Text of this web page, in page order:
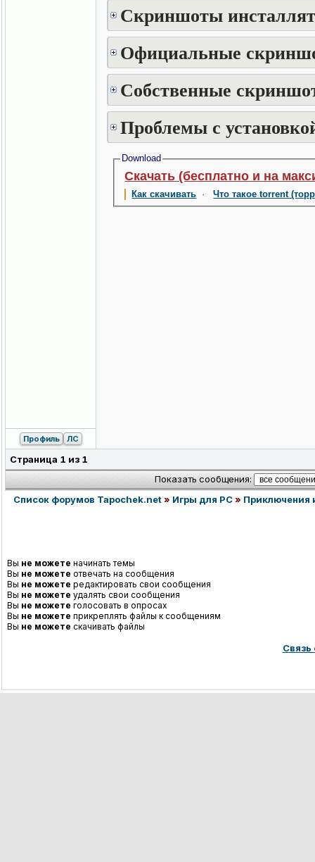
Скриншоты
Официальные
Собственные
Проблемы с
Download
Скачать (бесплатно и на
Как скачивать ·Что такое torrent
Профиль ЛС
Страница 1 из 1
Показать сообщения:
Список форумов Tapochek.net» Игры для PC» Приключения
Вы не можете начинать темы
Вы не можете отвечать на сообщения
Вы не можете редактировать свои сообщения
Вы не можете удалять свои сообщения
Вы не можете голосовать в опросах
Вы не можете прикреплять файлы к сообщениям
Вы не можете скачивать файлы